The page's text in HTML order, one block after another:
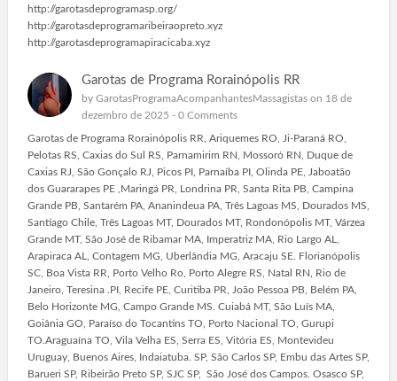
http://garotasdeprogramasp.org/
http://garotasdeprogramaribeiraopreto.xyz
http://garotasdeprogramapiracicaba.xyz
Garotas de Programa Rorainópolis RR
by GarotasProgramaAcompanhantesMassagistason 18 de
dezembro de 2025 - 0 Comments
Garotas de Programa Rorainópolis RR, Ariquemes RO, Ji-Paraná RO,
Pelotas RS, Caxias do Sul RS, Parnamirim RN, Mossoró RN, Duque de
Caxias RJ, São Gonçalo RJ, Picos PI, Parnaíba PI, Olinda PE, Jaboatão
dos Guararapes PE ,Maringá PR, Londrina PR, Santa Rita PB, Campina
Grande PB, Santarém PA, Ananindeua PA, Três Lagoas MS, Dourados MS,
Santiago Chile, Três Lagoas MT, Dourados MT, Rondonópolis MT, Várzea
Grande MT, São José de Ribamar MA, Imperatriz MA, Rio Largo AL,
Arapiraca AL, Contagem MG, Uberlândia MG, Aracaju SE. Florianópolis
SC, Boa Vista RR, Porto Velho Ro, Porto Alegre RS, Natal RN, Rio de
Janeiro, Teresina .PI, Recife PE, Curitiba PR, João Pessoa PB, Belém PA,
Belo Horizonte MG, Campo Grande MS. Cuiabá MT, São Luís MA,
Goiânia GO, Paraíso do Tocantins TO, Porto Nacional TO, Gurupi
TO.Araguaína TO, Vila Velha ES, Serra ES, Vitória ES, Montevideu
Uruguay, Buenos Aires, Indaiatuba. SP, São Carlos SP, Embu das Artes SP,
Barueri SP, Ribeirão Preto SP, SJC SP, São José dos Campos. Osasco SP,